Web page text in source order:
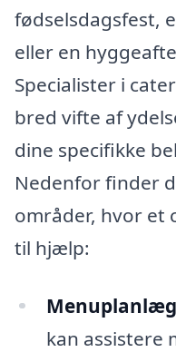
fødselsdagsfest,
eller en
Specialister i
bred vifte af
dine specifikke
Nedenfor finder
områder, hvor et
til hjælp:
kan assistere